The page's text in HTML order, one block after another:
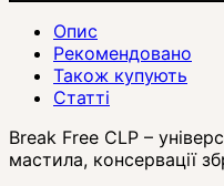
Опис
Рекомендовано
Також купують
Статті
Break Free CLP –
мастила, консервації